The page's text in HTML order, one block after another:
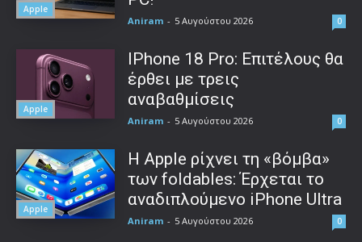
Apple
Aniram - 5 Αυγούστου 2026 0
Apple
IPhone 18 Pro: Επιτέλους θα
έρθει με τρεις
αναβαθμίσεις
Aniram - 5 Αυγούστου 2026 0
Apple
Η Apple ρίχνει τη «βόμβα»
των foldables: Έρχεται το
αναδιπλούμενο iPhone Ultra
Aniram - 5 Αυγούστου 2026 0